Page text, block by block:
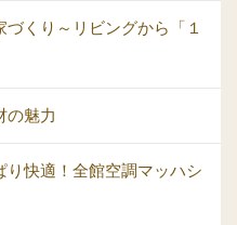
づくり～リビングから「１
の魅力
り快適！全館空調マッハシ